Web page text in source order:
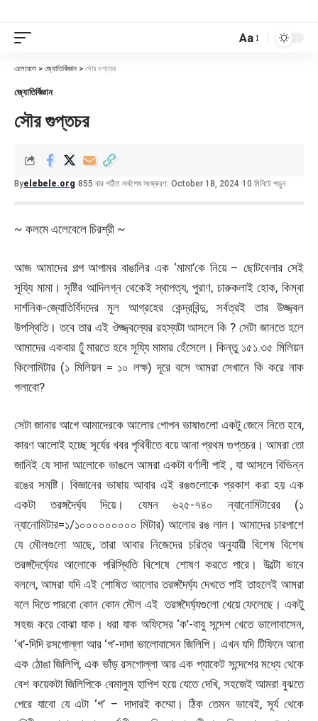
Aa
এলেবেলে > জ্যোতির্বিজ্ঞান > সৌর গুপ্তচর
জ্যোতির্বিজ্ঞান
সৌর গুপ্তচর
Byelebele.org 855 বার পঠিত সর্বশেষ সংষ্করণ: October 18, 2024 10 মিনিটে পড়ুন
~ কলমে এলেবেলে চিরশ্রী ~
আজ আমাদের গল্প আপামর বাঙালির এক ‘মামা’কে নিয়ে – ছোটবেলার সেই
সূয্যি মামা। সৃষ্টির আদিলগ্ন থেকেই স্থাপত্য, পুরাণ, চারুকলাই হোক, কিম্বা
দার্শনিক-জ্যোতির্বিদদের মূল আগ্রহের কেন্দ্রবিন্দু, সর্বত্রই তার উজ্জ্বল
উপস্থিতি। তবে তার এই ঔজ্জ্বল্যের রহস্যটা আসলে কি ? সেটা জানতে হলে
আমাদের একবার ঢুঁ মারতে হবে সূয্যি মামার হেঁসেলে। কিন্তু ১৫১.৩৫ মিলিয়ন
কিলোমিটার (১ মিলিয়ন = ১০ লক্ষ) দূরে বসে আমরা সেখানে কি করে নাক
গলাবো?
সেটা জানার আগে আমাদেরকে আলোর গোপন ভাষাগুলো একটু জেনে নিতে হবে,
কারণ আলোই হচ্ছে সূর্যের খবর পৃথিবীতে বয়ে আনা প্রথম গুপ্তচর। আমরা তো
জানিই যে সাদা আলোকে ভাঙলে আমরা একটা বর্ণালী পাই , যা আসলে বিভিন্ন
রঙের সমষ্টি। বিজ্ঞানের ভাষায় আবার এই রঙগুলোকে প্রকাশ করা হয় এক
একটা তরঙ্গদৈর্ঘ্য দিয়ে। যেমন ৬২৫-৭৪০ ন্যানোমিটারের (১
ন্যানোমিটার=১/১০০০০০০০০০ মিটার) আলোর রঙ লাল। আমাদের চারপাশে
যে মৌলগুলো আছে, তারা আবার নিজেদের চরিত্র অনুযায়ী বিশেষ বিশেষ
তরঙ্গদৈর্ঘ্যের আলোকে পরিস্থিতি বিশেষে শোষণ করতে পারে। উল্টো ভাবে
বললে, আমরা যদি এই শোষিত আলোর তরঙ্গদৈর্ঘ্য দেখতে পাই তাহলেই আমরা
বলে দিতে পারবো কোন কোন মৌল এই তরঙ্গদৈর্ঘ্যগুলো খেয়ে ফেলেছে। একটু
সহজ করে বোঝা যাক। ধরা যাক অফিসের ‘ক’-বাবু সন্দেশ খেতে ভালোবাসেন,
‘খ’-দিদি রসগোল্লা আর ‘গ’-দাদা ভালোবাসেন জিলিপি। এখন যদি টিফিনে আনা
এক ঠোঙা জিলিপি, এক ভাঁড় রসগোল্লা আর এক প্যাকেট সন্দেশের মধ্যে থেকে
বেশ কয়েকটা জিলিপিকে বেমালুম হাপিশ হয়ে যেতে দেখি, সহজেই আমরা বুঝতে
পেরে যাবো যে এটা ‘গ’ – দাদারই কম্মো। ঠিক তেমন ভাবেই, সূর্য থেকে